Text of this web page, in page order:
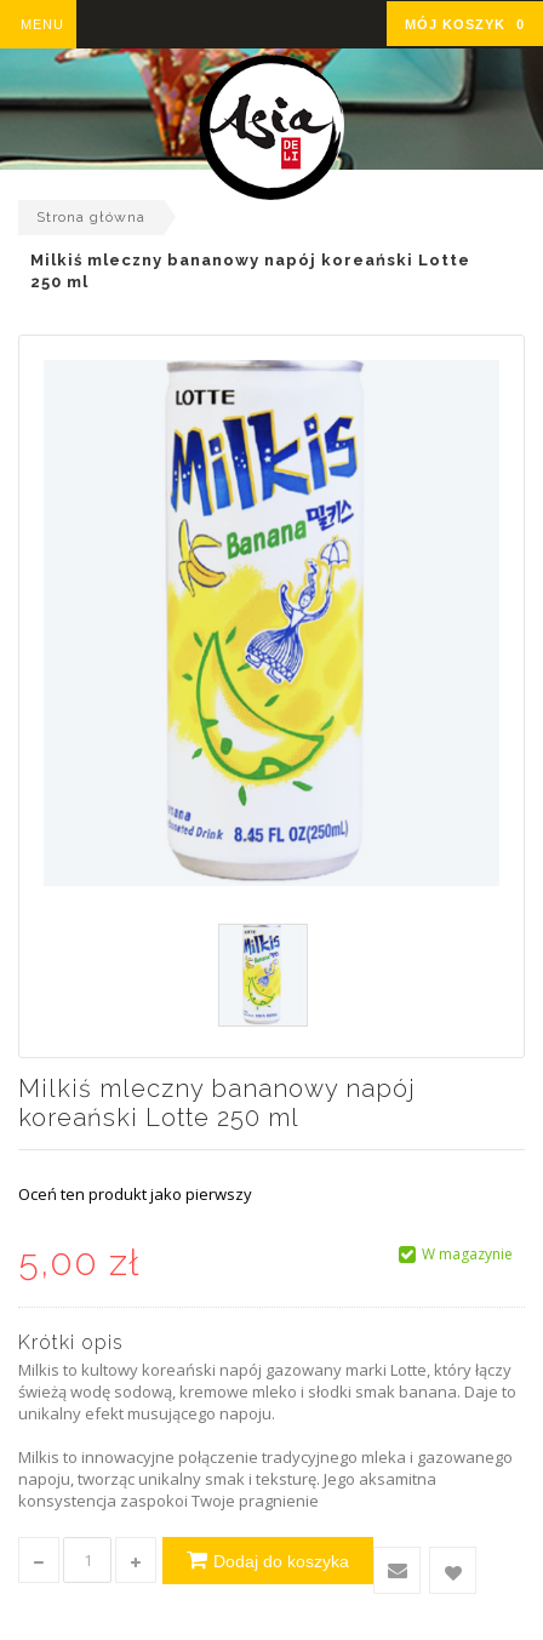
MÓJ KOSZYK 0
MENU
Strona główna
Milkiś mleczny bananowy napój koreański Lotte
250 ml
Milkiś mleczny bananowy napój
koreański Lotte 250 ml
Oceń ten produkt jako pierwszy
5,00 zł W magazynie
Krótki opis
Milkis to kultowy koreański napój gazowany marki Lotte, który łączy
świeżą wodę sodową, kremowe mleko i słodki smak banana. Daje to
unikalny efekt musującego napoju.
Milkis to innowacyjne połączenie tradycyjnego mleka i gazowanego
napoju, tworząc unikalny smak i teksturę. Jego aksamitna
konsystencja zaspokoi Twoje pragnienie
Dodaj do koszyka